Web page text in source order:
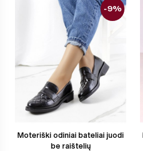
Moteriški odiniai bateliai juodi
be raištelių
-9%